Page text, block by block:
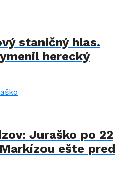
staničný hlas.
herecký
Juraško po 22
ešte pred